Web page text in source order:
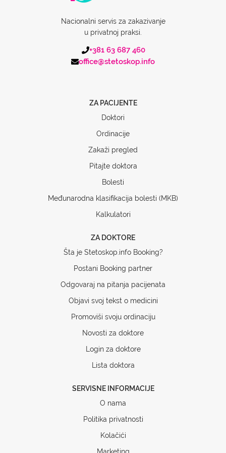
Nacionalni servis za zakazivanje
u privatnoj praksi.
+381 63 687 460
office@stetoskop.info
ZA PACIJENTE
Doktori
Ordinacije
Zakaži pregled
Pitajte doktora
Bolesti
Međunarodna klasifikacija bolesti (MKB)
Kalkulatori
ZA DOKTORE
Šta je Stetoskop.info Booking?
Postani Booking partner
Odgovaraj na pitanja pacijenata
Objavi svoj tekst o medicini
Promoviši svoju ordinaciju
Novosti za doktore
Login za doktore
Lista doktora
SERVISNE INFORMACIJE
O nama
Politika privatnosti
Kolačići